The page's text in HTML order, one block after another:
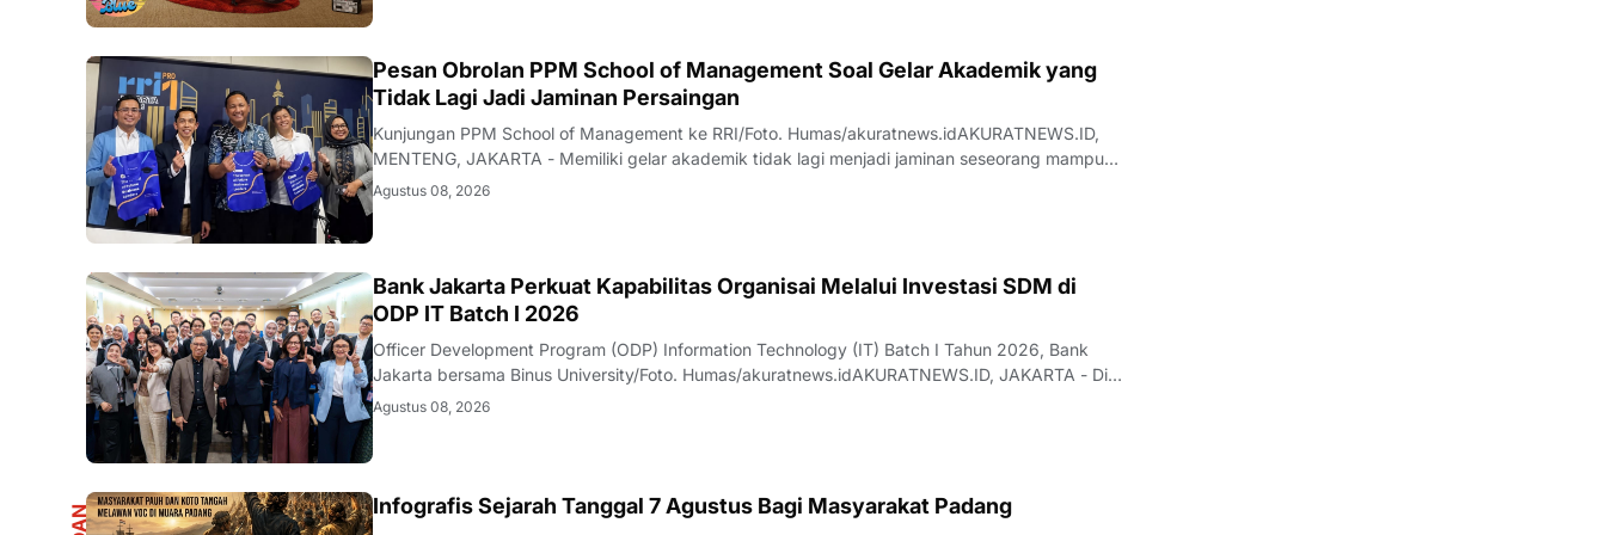
DIKBUDRISTEK
Pesan Obrolan PPM School of Management Soal Gelar Akademik yang
Tidak Lagi Jadi Jaminan Persaingan
Kunjungan PPM School of Management ke RRI/Foto. Humas/akuratnews.idAKURATNEWS.ID,
MENTENG, JAKARTA - Memiliki gelar akademik tidak lagi menjadi jaminan seseorang mampu
bersaing dan berkembang di dunia kerja. Di tengah perubahan kebutuhan industri, transformasi
Agustus 08, 2026
DIKBUDRISTEK
Bank Jakarta Perkuat Kapabilitas Organisai Melalui Investasi SDM di
ODP IT Batch I 2026
Officer Development Program (ODP) Information Technology (IT) Batch I Tahun 2026, Bank
Jakarta bersama Binus University/Foto. Humas/akuratnews.idAKURATNEWS.ID, JAKARTA - Di
tengah perubahan lanskap industri jasa keuangan yang semakin terdigitalisasi, daya saing
Agustus 08, 2026
Infografis Sejarah Tanggal 7 Agustus Bagi Masyarakat Padang